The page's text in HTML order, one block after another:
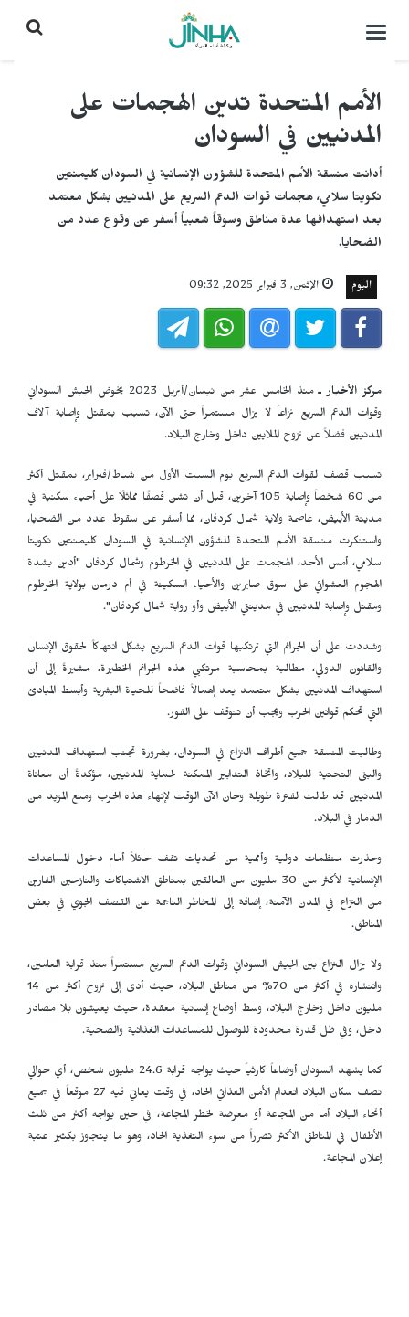
التحكم
الأمم المتحدة تدين الهجمات على
المدنيين في السودان
أدانت منسقة الأمم المتحدة للشؤون الإنسانية في السودان كليمنتين
نكويتا سلامي، هجمات قوات الدعم السريع على المدنيين بشكل معتمد
بعد استهدافها عدة مناطق وسوقاً شعبياً أسفر عن وقوع عدد من
الضحايا.
اليوم الإثنين, 3 فبراير 2025, 09:32
مركز الأخبار ـ
منذ الخامس عشر من نيسان/أبريل 2023 يخوض الجيش السوداني
وقوات الدعم السريع نزاعاً لا يزال مستمراً حتى الآن، تسبب بمقتل وإصابة آلاف
المدنيين فضلاً عن نزوح الملايين داخل وخارج البلاد.
تسبب قصف لقوات الدعم السريع يوم السبت الأول من شباط/فبراير، بمقتل أكثر
من 60 شخصاً وإصابة 105 آخرين، قبل أن تشن قصفًا مماثلًا على أحياء سكنية في
مدينة الأبيض، عاصمة ولاية شمال كردفان، مما أسفر عن سقوط عدد من الضحايا،
واستنكرت منسقة الأمم المتحدة للشؤون الإنسانية في السودان كليمنتين نكويتا
سلامي، أمس الأحد، الهجمات على المدنيين في الخرطوم وشمال كردفان "أدين بشدة
الهجوم العشوائي على سوق صابرين والأحياء السكينة في أم درمان بولاية الخرطوم
ومقتل وإصابة المدنيين في مدينتي الأبيض وأو روابة شمال كردفان".
وشددت على أن الجرائم التي ترتكبها قوات الدعم السريع يشكل انتهاكاً لحقوق الإنسان
والقانون الدولي، مطالبة بمحاسبة مرتكبي هذه الجرائم الخطيرة، مشيرةً إلى أن
استهداف المدنيين بشكل متعمد يعد إهمالاً فاضحاً للحياة البشرية وأبسط المبادئ
التي تحكم قوانين الحرب ويجب أن تتوقف على الفور.
وطالبت المنسقة جميع أطراف النزاع في السودان، بضرورة تجنب استهداف المدنيين
والبنى التحتية للبلاد، واتخاذ التدابير الممكنة لحماية المدنيين، مؤكدةً أن معاناة
المدنيين قد طالت لفترة طويلة وحان الآن الوقت لإنهاء هذه الحرب ومنع المزيد من
الدمار في البلاد.
وحذرت منظمات دولية وأممية من تحديات تقف حائلاً أمام دخول المساعدات
الإنسانية لأكثر من 30 مليون من العالقين بمناطق الاشتباكات والنازحين الفارين
من النزاع في المدن الآمنة، إضافة إلى المخاطر الناجمة عن القصف الجوي في بعض
المناطق.
ولا يزال النزاع بين الجيش السوداني وقوات الدعم السريع مستمراً منذ قرابة العامين،
وانتشاره في أكثر من 70% من مناطق البلاد، حيث أدى إلى نزوح أكثر من 14
مليون داخل وخارج البلاد، وسط أوضاع إنسانية معقدة، حيث يعيشون بلا مصادر
دخل، وفي ظل قدرة محدودة للوصول للمساعدات الغذائية والصحية.
كما يشهد السودان أوضاعاً كارثياً حيث يواجه قرابة 24.6 مليون شخص، أي حوالي
نصف سكان البلاد انعدام الأمن الغذائي الحاد، في وقت يعاني فيه 27 موقعاً في جميع
أنحاء البلاد أما من المجاعة أو معرضة لخطر المجاعة، في حين يواجه أكثر من ثلث
الأطفال في المناطق الأكثر تضرراً من سوء التغذية الحاد، وهو ما يتجاوز بكثير عتبة
إعلان المجاعة.